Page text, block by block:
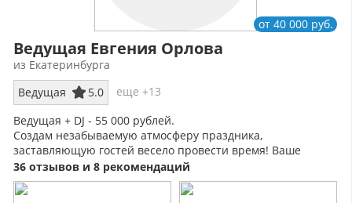
Ведущая Евгения Орлова
от 40 000 руб.
из Екатеринбурга
Ведущая
5.0
еще +13
Ведущая + DJ - 55 000 рублей.
Создам незабываемую атмосферу праздника,
заставляющую гостей весело провести время! Ваше
торжество будет запоминающимся!
36 отзывов и 8 рекомендаций